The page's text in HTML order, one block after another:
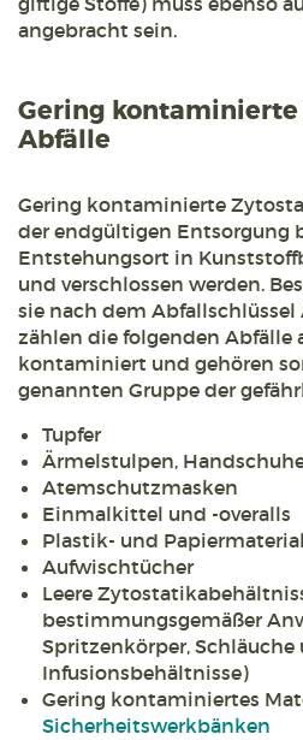
angebracht sein.
Gering
Abfälle
Gering kontaminierte
der endgültigen Entsorgung
Entstehungsort in
und verschlossen werden.
sie nach dem Abfallschlüssel
zählen die folgenden Abfälle
kontaminiert und gehören
genannten Gruppe der
Tupfer
Ärmelstulpen,
Atemschutzmasken
Einmalkittel und -overalls
Plastik- und Papiermaterial
Aufwischtücher
Leere
bestimmungsgemäßer
Spritzenkörper, Schläuche
Infusionsbehältnisse)
Gering kontaminiertes
Sicherheitswerkbänken